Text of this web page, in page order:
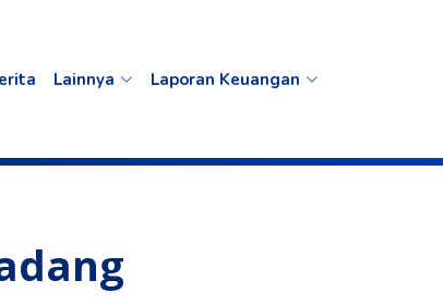
Lainnya Laporan Keuangan